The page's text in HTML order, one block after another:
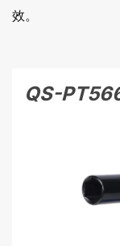
效。
QS-